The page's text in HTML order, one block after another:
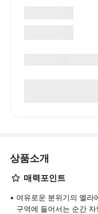
상품소개
매력포인트
여유로운 분위기의 엘라
구역에 들어서는 순간